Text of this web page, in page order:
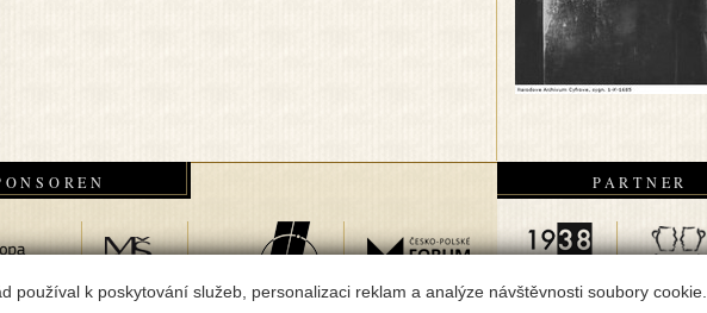
používal k poskytování služeb, personalizaci reklam a analýze návštěvnosti soubory cookie.
PARTNER